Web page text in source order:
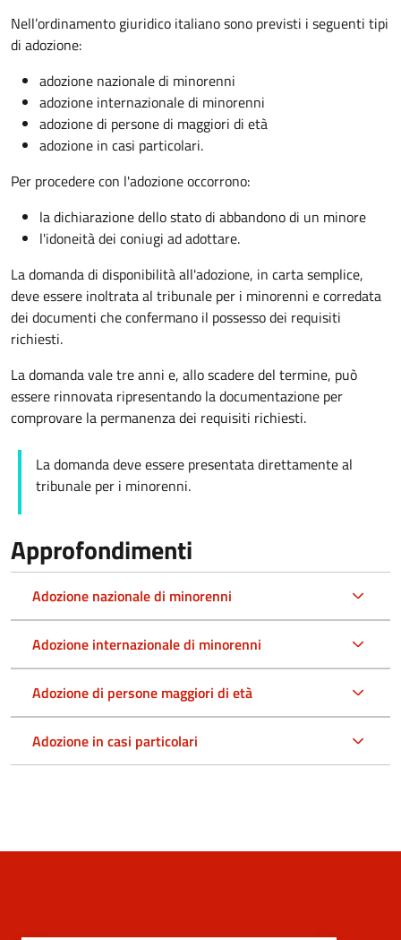
Nell’ordinamento giuridico italiano sono previsti i seguenti tipi
di adozione:
adozione nazionale di minorenni
adozione internazionale di minorenni
adozione di persone di maggiori di età
adozione in casi particolari.
Per procedere con l'adozione occorrono:
la dichiarazione dello stato di abbandono di un minore
l'idoneità dei coniugi ad adottare.
La domanda di disponibilità all'adozione, in carta semplice,
deve essere inoltrata al tribunale per i minorenni e corredata
dei documenti che confermano il possesso dei requisiti
richiesti.
La domanda vale tre anni e, allo scadere del termine, può
essere rinnovata ripresentando la documentazione per
comprovare la permanenza dei requisiti richiesti.
La domanda deve essere presentata direttamente al
tribunale per i minorenni.
Approfondimenti
Adozione nazionale di minorenni
Adozione internazionale di minorenni
Adozione di persone maggiori di età
Adozione in casi particolari